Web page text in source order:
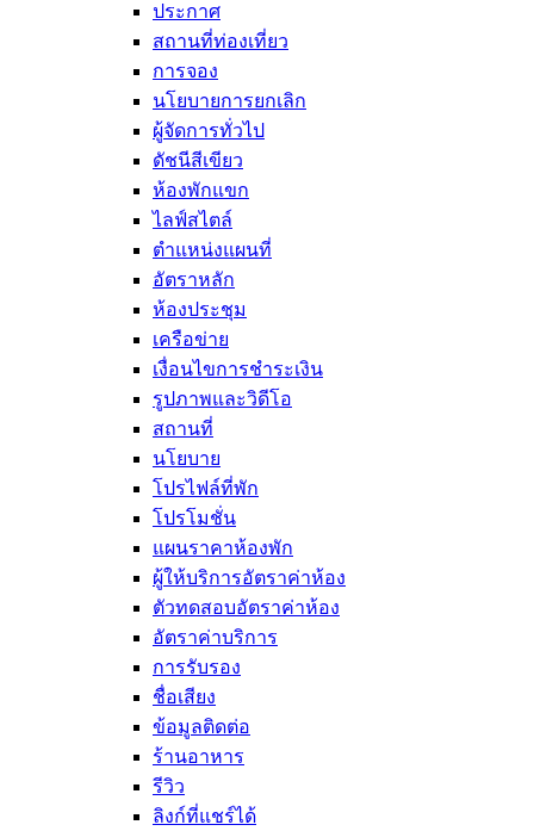
ประกาศ
สถานที่ท่องเที่ยว
การจอง
นโยบายการยกเลิก
ผู้จัดการทั่วไป
ดัชนีสีเขียว
ห้องพักแขก
ไลฟ์สไตล์
ตำแหน่งแผนที่
อัตราหลัก
ห้องประชุม
เครือข่าย
เงื่อนไขการชำระเงิน
รูปภาพและวิดีโอ
สถานที่
นโยบาย
โปรไฟล์ที่พัก
โปรโมชั่น
แผนราคาห้องพัก
ผู้ให้บริการอัตราค่าห้อง
ตัวทดสอบอัตราค่าห้อง
อัตราค่าบริการ
การรับรอง
ชื่อเสียง
ข้อมูลติดต่อ
ร้านอาหาร
รีวิว
ลิงก์ที่แชร์ได้